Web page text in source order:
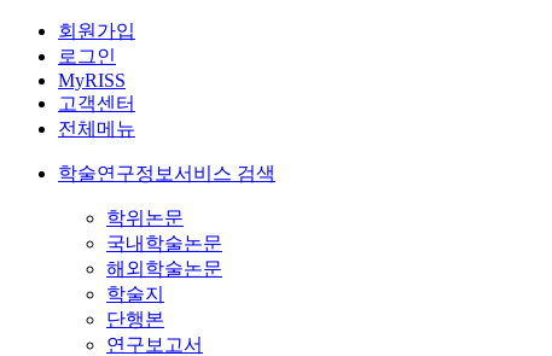
회원가입
로그인
MyRISS
고객센터
전체메뉴
학술연구정보서비스 검색
학위논문
국내학술논문
해외학술논문
학술지
단행본
연구보고서